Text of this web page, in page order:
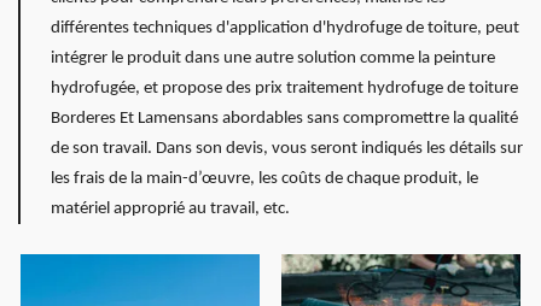
différentes techniques d'application d'hydrofuge de toiture, peut
intégrer le produit dans une autre solution comme la peinture
hydrofugée, et propose des prix traitement hydrofuge de toiture
Borderes Et Lamensans abordables sans compromettre la qualité
de son travail. Dans son devis, vous seront indiqués les détails sur
les frais de la main-d’œuvre, les coûts de chaque produit, le
matériel approprié au travail, etc.